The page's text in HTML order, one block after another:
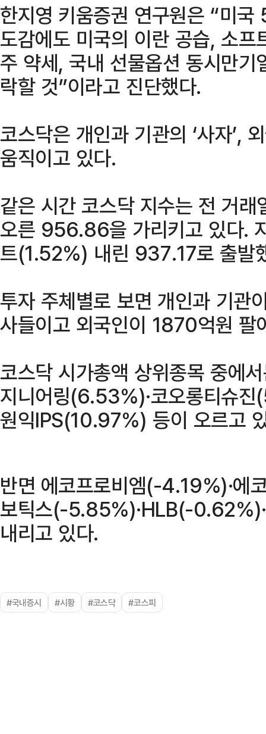
한지영 키움증권 연구원은 “미
도감에도 미국의 이란 공습, 소
주 약세, 국내 선물옵션 동시만
락할 것”이라고 진단했다.
코스닥은 개인과 기관의 ‘사자’,
움직이고 있다.
같은 시간 코스닥 지수는 전 거
오른 956.86을 가리키고 있다.
트(1.52%) 내린 937.17로 출발
투자 주체별로 보면 개인과 기
사들이고 외국인이 1870억원 팔
코스닥 시가총액 상위종목 중에
지니어링(6.53%)·코오롱티슈
원익IPS(10.97%) 등이 오르고
반면 에코프로비엠(-4.19%)·에
보틱스(-5.85%)·HLB(-
내리고 있다.
#국내증시 #시황 #코스닥 #코스피